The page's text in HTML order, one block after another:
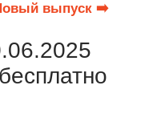
выпуск ➡️